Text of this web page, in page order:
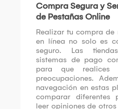
Compra Segura y
de Pestañas Online
Realizar tu compra
en línea no solo es
seguro. Las
sistemas de pago
para que realices
preocupaciones.
navegación en estas
comparar diferentes
leer opiniones de